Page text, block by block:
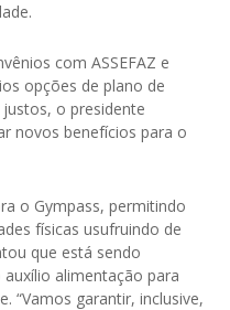
com ASSEFAZ e
opções de plano de
o presidente
novos benefícios para o
o Gympass, permitindo
físicas usufruindo de
que está sendo
alimentação para
“Vamos garantir, inclusive,